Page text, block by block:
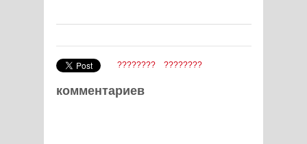
???????? ????????
комментариев